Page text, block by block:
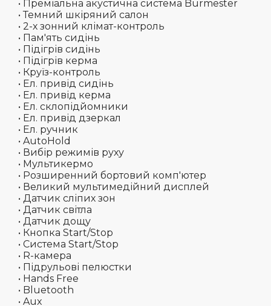
• Преміальна акустична система Burmester
• Темний шкіряний салон
• 2-х зонний клімат-контроль
• Пам'ять сидінь
• Підігрів сидінь
• Підігрів керма
• Круїз-контроль
• Ел. привід сидінь
• Ел. привід керма
• Ел. склопідйомники
• Ел. привід дзеркал
• Ел. ручник
• AutoHold
• Вибір режимів руху
• Мультикермо
• Розширенний бортовий комп'ютер
• Великий мультимедійний дисплей
• Датчик сліпих зон
• Датчик світла
• Датчик дощу
• Кнопка Start/Stop
• Система Start/Stop
• R-камера
• Підрульові пелюстки
• Hands Free
• Bluetooth
• Aux